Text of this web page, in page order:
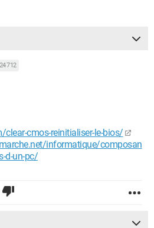
24 712
cmos-reinitialiser-le-bios/
informatique/composan
d-un-pc/